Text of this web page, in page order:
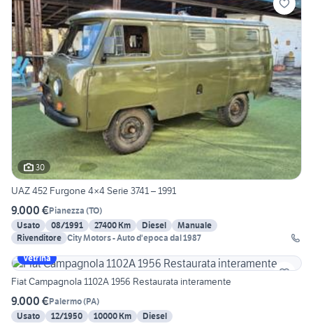
30
UAZ 452 Furgone 4×4 Serie 3741 – 1991
9.000 €Pianezza (TO)
Usato
08/1991 27400 Km Diesel
Manuale
Rivenditore City Motors - Auto d'epoca dal 1987
Vetrina
Fiat Campagnola 1102A 1956 Restaurata interamente
9.000 €Palermo(PA)
Usato
12/1950 10000 Km Diesel